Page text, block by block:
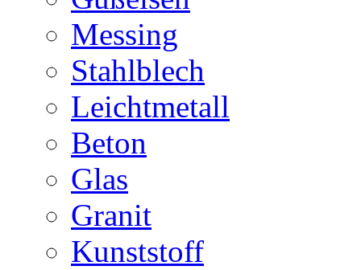
Messing
Stahlblech
Leichtmetall
Beton
Glas
Granit
Kunststoff